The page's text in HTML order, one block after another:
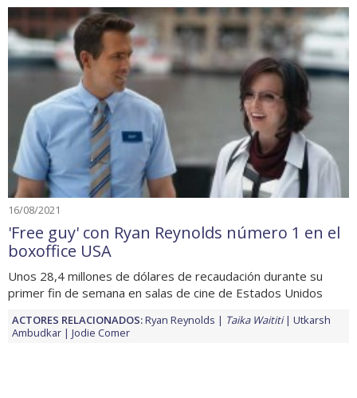
16/08/2021
'Free guy' con Ryan Reynolds número 1 en el
boxoffice USA
Unos 28,4 millones de dólares de recaudación durante su
primer fin de semana en salas de cine de Estados Unidos
ACTORES RELACIONADOS:Ryan Reynolds Taika Waititi
Utkarsh
Ambudkar
Jodie Comer